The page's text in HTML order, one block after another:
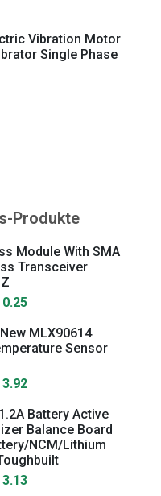
Vibration Motor
Single Phase
Produkte
Module With SMA
Transceiver
0.25
MLX90614
Sensor
3.92
Battery Active
Balance Board
NCM/Lithium
3.13